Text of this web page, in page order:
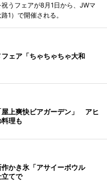
うフェアが8月1日から、JWマ
1）で開催される。
ェア「ちゃちゃちゃ大和
屋上爽快ビアガーデン」 アヒ
理も
かき氷「アサイーボウル
てで